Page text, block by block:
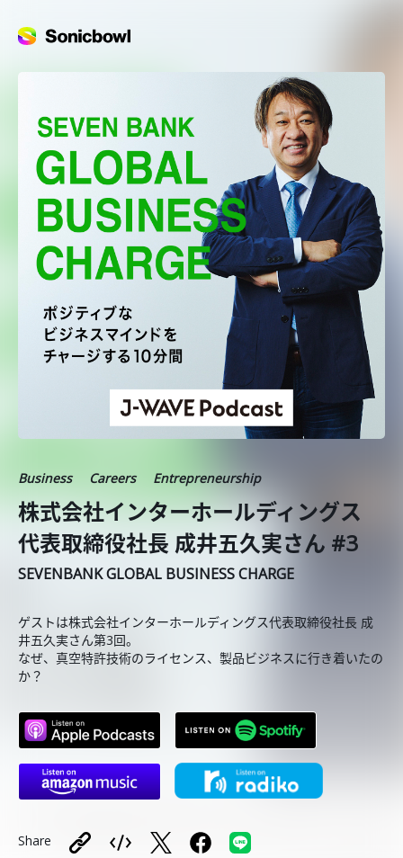
Business Careers Entrepreneurship
株式会社インターホールディングス
代表取締役社長 成井五久実さん #3
SEVENBANK GLOBAL BUSINESS CHARGE
ゲストは株式会社インターホールディングス代表取締役社長 成
井五久実さん第3回。
なぜ、真空特許技術のライセンス、製品ビジネスに行き着いたの
か？
Share